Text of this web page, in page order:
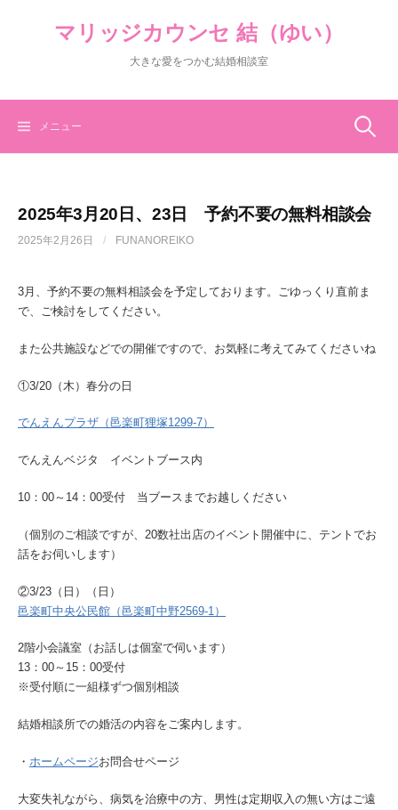
マリッジカウンセ 結（ゆい）
大きな愛をつかむ結婚相談室
メニュー 検
2025年3月20日、23日 予約不要の無料相談会
2025年2月26日 / FUNANOREIKO
3月、予約不要の無料相談会を予定しております。ごゆっくり直前ま
で、ご検討をしてください。
また公共施設などでの開催ですので、お気軽に考えてみてくださいね
①3/20（木）春分の日
でんえんプラザ（邑楽町狸塚1299-7）
でんえんベジタ イベントブース内
10：00～14：00受付 当ブースまでお越しください
（個別のご相談ですが、20数社出店のイベント開催中に、テントでお
話をお伺いします）
②3/23（日）（日）
邑楽町中央公民館（邑楽町中野2569-1）
2階小会議室（お話しは個室で伺います）
13：00～15：00受付
※受付順に一組様ずつ個別相談
結婚相談所での婚活の内容をご案内します。
・ ホームページお問合せページ
大変失礼ながら、病気を治療中の方、男性は定期収入の無い方はご遠